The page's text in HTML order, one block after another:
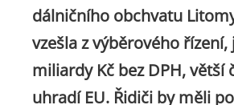
dálničního obchvatu
vzešla z výběrového řízení,
miliardy Kč bez DPH, větší
uhradí EU. Řidiči by měli